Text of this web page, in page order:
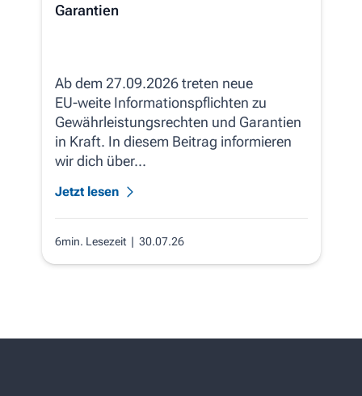
Garantien
Ab dem 27.09.2026 treten neue
EU‑weite Informationspflichten zu
Gewährleistungsrechten und Garantien
in Kraft. In diesem Beitrag informieren
wir dich über...
Jetzt lesen
6min. Lesezeit | 30.07.26